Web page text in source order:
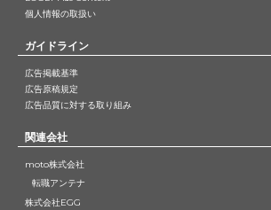
個人情報の取扱い
ガイドライン
広告掲載基準
広告原稿規定
広告品質に対する取り組み
関連会社
moto株式会社
転職アンテナ
株式会社EGG